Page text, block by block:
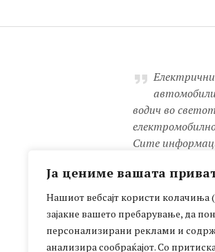
Ја цениме вашата
Нашиот вебсајт користи колачиња
зајакне вашето пребарување, да
персонализирани реклами и
анализира сообраќајот. Со
Електрични
водич во
Сите
анализи,
совети, мапа
рецензии и уште
друго!
Иновација,